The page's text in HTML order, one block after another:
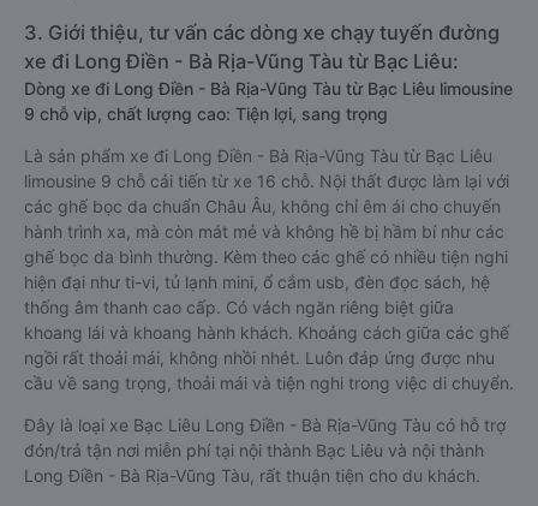
3. Giới thiệu, tư vấn các dòng xe chạy tuyến đường
xe đi Long Điền - Bà Rịa-Vũng Tàu từ Bạc Liêu:
Dòng xe đi Long Điền - Bà Rịa-Vũng Tàu từ Bạc Liêu limousine
9 chỗ vip, chất lượng cao: Tiện lợi, sang trọng
Là sản phẩm xe đi Long Điền - Bà Rịa-Vũng Tàu từ Bạc Liêu
limousine 9 chỗ cải tiến từ xe 16 chỗ. Nội thất được làm lại với
các ghế bọc da chuẩn Châu Âu, không chỉ êm ái cho chuyến
hành trình xa, mà còn mát mẻ và không hề bị hầm bí như các
ghế bọc da bình thường. Kèm theo các ghế có nhiều tiện nghi
hiện đại như ti-vi, tủ lạnh mini, ổ cắm usb, đèn đọc sách, hệ
thống âm thanh cao cấp. Có vách ngăn riêng biệt giữa
khoang lái và khoang hành khách. Khoảng cách giữa các ghế
ngồi rất thoải mái, không nhồi nhét. Luôn đáp ứng được nhu
cầu về sang trọng, thoải mái và tiện nghi trong việc di chuyển.
Đây là loại xe Bạc Liêu Long Điền - Bà Rịa-Vũng Tàu có hỗ trợ
đón/trả tận nơi miễn phí tại nội thành Bạc Liêu và nội thành
Long Điền - Bà Rịa-Vũng Tàu, rất thuận tiện cho du khách.